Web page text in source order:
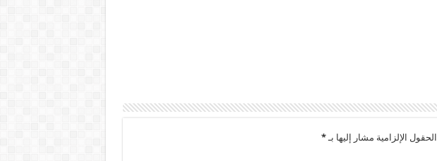
الحقول الإلزامية مشار إليها بـ*